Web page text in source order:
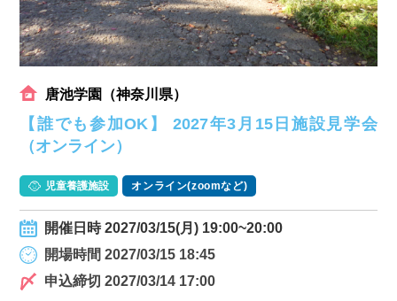
唐池学園（神奈川県）
【誰でも参加OK】 2027年3月15日施設見学会
（オンライン）
児童養護施設 オンライン(zoomなど)
開催日時 2027/03/15(月) 19:00~20:00
開場時間 2027/03/15 18:45
申込締切 2027/03/14 17:00